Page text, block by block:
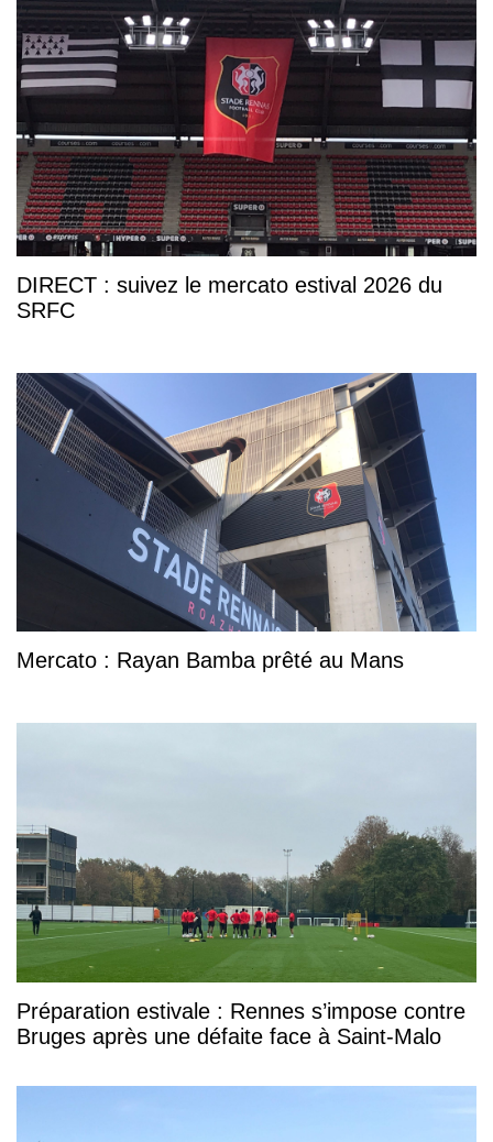
DIRECT : suivez le mercato estival 2026 du
SRFC
Mercato : Rayan Bamba prêté au Mans
Préparation estivale : Rennes s’impose contre
Bruges après une défaite face à Saint-Malo